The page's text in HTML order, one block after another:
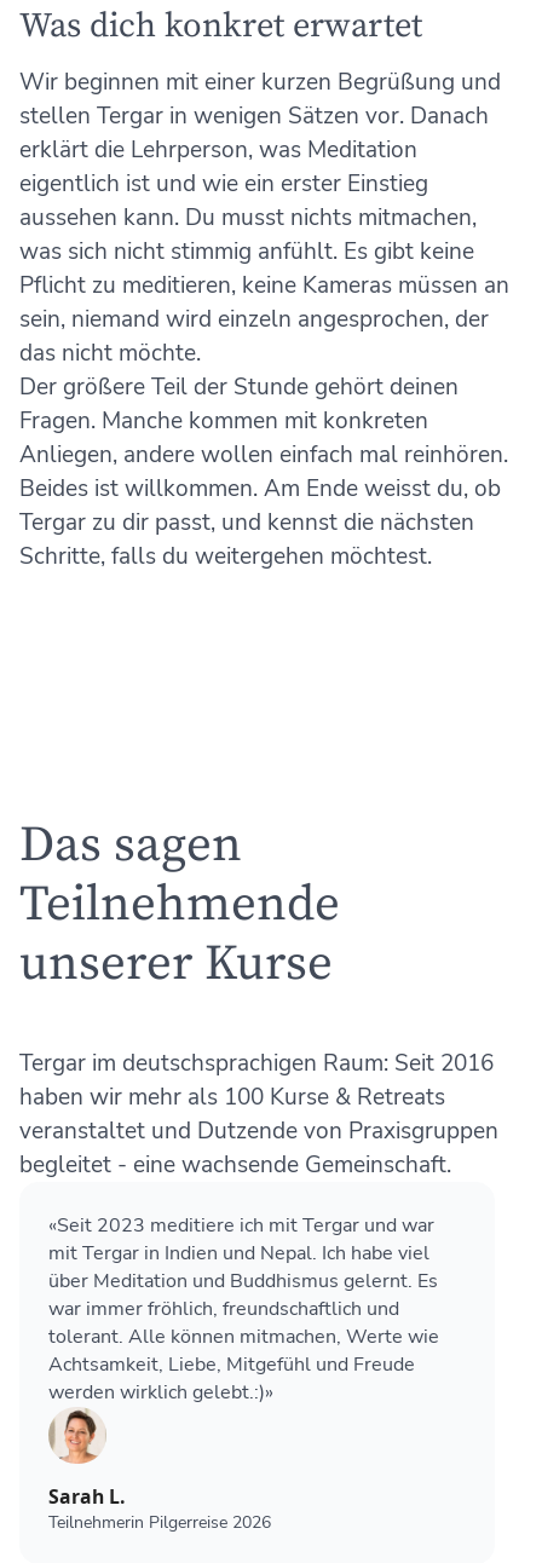
Was dich konkret erwartet
Wir beginnen mit einer kurzen Begrüßung und
stellen Tergar in wenigen Sätzen vor. Danach
erklärt die Lehrperson, was Meditation
eigentlich ist und wie ein erster Einstieg
aussehen kann. Du musst nichts mitmachen,
was sich nicht stimmig anfühlt. Es gibt keine
Pflicht zu meditieren, keine Kameras müssen an
sein, niemand wird einzeln angesprochen, der
das nicht möchte.
Der größere Teil der Stunde gehört deinen
Fragen. Manche kommen mit konkreten
Anliegen, andere wollen einfach mal reinhören.
Beides ist willkommen. Am Ende weisst du, ob
Tergar zu dir passt, und kennst die nächsten
Schritte, falls du weitergehen möchtest.
Das sagen
Teilnehmende
unserer Kurse
Tergar im deutschsprachigen Raum: Seit 2016
haben wir mehr als 100 Kurse & Retreats
veranstaltet und Dutzende von Praxisgruppen
begleitet - eine wachsende Gemeinschaft.
«Seit 2023 meditiere ich mit Tergar und war
mit Tergar in Indien und Nepal. Ich habe viel
über Meditation und Buddhismus gelernt. Es
war immer fröhlich, freundschaftlich und
tolerant. Alle können mitmachen, Werte wie
Achtsamkeit, Liebe, Mitgefühl und Freude
werden wirklich gelebt.:)»
Sarah L.
Teilnehmerin Pilgerreise 2026